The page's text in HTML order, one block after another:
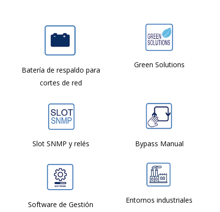
Batería de respaldo para
cortes de red
Green Solutions
Slot SNMP y relés Bypass Manual
Software de Gestión
Entornos industriales